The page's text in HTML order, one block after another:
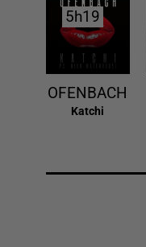
5h19
5h19
OFENBACH
Katchi